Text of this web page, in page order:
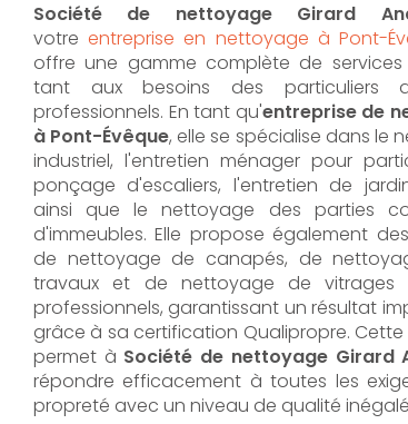
Société de nettoyage Girard
votreentreprise en nettoyage à Pont-
offre une gamme complète de
tant aux besoins des particuliers
professionnels. En tant qu'entreprise de
à Pont-Évêque, elle se spécialise dans le
industriel, l'entretien ménager pour
ponçage d'escaliers, l'entretien de
ainsi que le nettoyage des parties
d'immeubles. Elle propose également
de nettoyage de canapés, de
travaux et de nettoyage de vitrages
professionnels, garantissant un résultat
grâce à sa certification Qualipropre. Cette
permet à Société de nettoyage Girard
répondre efficacement à toutes les
propreté avec un niveau de qualité